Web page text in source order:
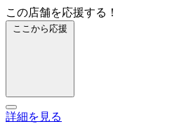
この店舗を応援する！
ここから応援
詳細を見る